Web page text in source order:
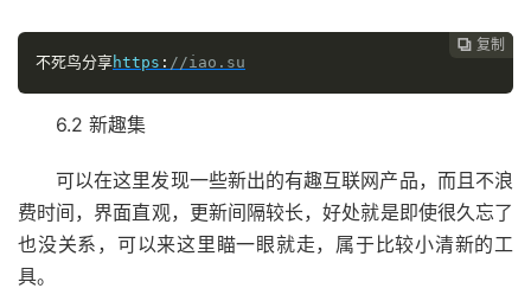
 复制
不死鸟分享https : //iao.su
6.2 新趣集
可以在这里发现一些新出的有趣互联网产品，而且不浪
费时间，界面直观，更新间隔较长，好处就是即使很久忘了
也没关系，可以来这里瞄一眼就走，属于比较小清新的工
具。